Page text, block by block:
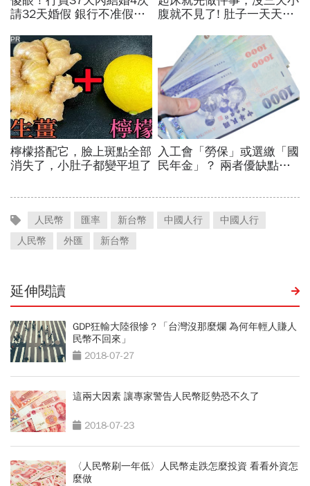
人民幣 匯率 新台幣 中國人行
中國人行
人民幣
外匯 新台幣
延伸閱讀
GDP狂輸大陸很慘？「台灣沒那麼爛 為何年輕人賺人
民幣不回來」
2018-07-27
這兩大因素 讓專家警告人民幣貶勢恐不久了
2018-07-23
〈人民幣刷一年低〉人民幣走跌怎麼投資 看看外資怎
麼做